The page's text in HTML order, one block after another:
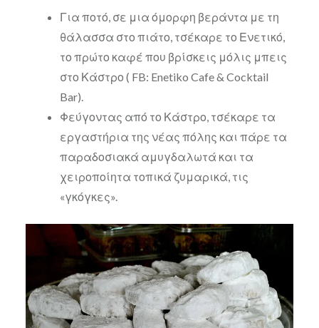
Για ποτό, σε μια όμορφη βεράντα με τη
θάλασσα στο πιάτο, τσέκαρε το Ενετικό,
το πρώτο καφέ που βρίσκεις μόλις μπεις
στο Κάστρο ( FB: Enetiko Cafe & Cocktail
Bar).
Φεύγοντας από το Κάστρο, τσέκαρε τα
εργαστήρια της νέας πόλης και πάρε τα
παραδοσιακά αμυγδαλωτά και τα
χειροποίητα τοπικά ζυμαρικά, τις
«γκόγκες».